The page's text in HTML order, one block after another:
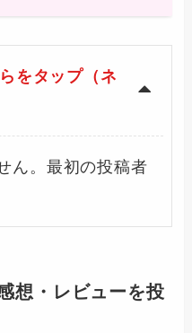
をタップ（ネ
ん。最初の投稿者
想・レビューを投